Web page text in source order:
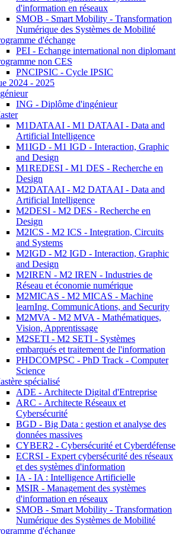
d'information en réseaux
SMOB - Smart Mobility - Transformation
Numérique des Systèmes de Mobilité
d'échange
PEI - Echange international non diplomant
non CES
PNCIPSIC - Cycle IPSIC
2024 - 2025
ING - Diplôme d'ingénieur
M1DATAAI - M1 DATAAI - Data and
Artificial Intelligence
M1IGD - M1 IGD - Interaction, Graphic
and Design
M1REDESI - M1 DES - Recherche en
Design
M2DATAAI - M2 DATAAI - Data and
Artificial Intelligence
M2DESI - M2 DES - Recherche en
Design
M2ICS - M2 ICS - Integration, Circuits
and Systems
M2IGD - M2 IGD - Interaction, Graphic
and Design
M2IREN - M2 IREN - Industries de
Réseau et économie numérique
M2MICAS - M2 MICAS - Machine
learnIng, CommunicAtions, and Security
M2MVA - M2 MVA - Mathématiques,
Vision, Apprentissage
M2SETI - M2 SETI - Systèmes
embarqués et traitement de l'information
PHDCOMPSC - PhD Track - Computer
Science
spécialisé
ADE - Architecte Digital d'Entreprise
ARC - Architecte Réseaux et
Cybersécurité
BGD - Big Data : gestion et analyse des
données massives
CYBER2 - Cybersécurité et Cyberdéfense
ECRSI - Expert cybersécurité des réseaux
et des systèmes d'information
IA - IA : Intelligence Artificielle
MSIR - Management des systèmes
d'information en réseaux
SMOB - Smart Mobility - Transformation
Numérique des Systèmes de Mobilité
d'échange